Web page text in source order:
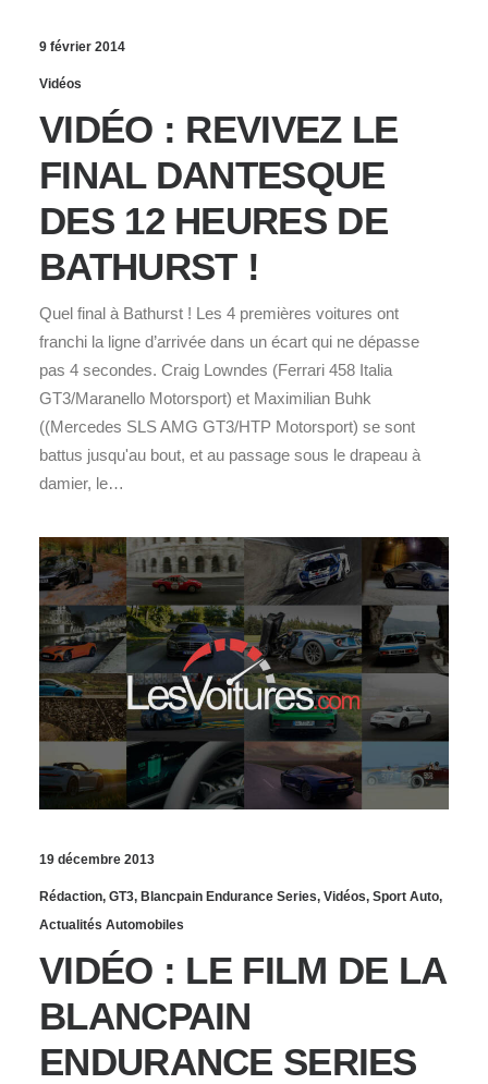
9 février 2014
Vidéos
VIDÉO : REVIVEZ LE
FINAL DANTESQUE
DES 12 HEURES DE
BATHURST !
Quel final à Bathurst ! Les 4 premières voitures ont
franchi la ligne d’arrivée dans un écart qui ne dépasse
pas 4 secondes. Craig Lowndes (Ferrari 458 Italia
GT3/Maranello Motorsport) et Maximilian Buhk
((Mercedes SLS AMG GT3/HTP Motorsport) se sont
battus jusqu'au bout, et au passage sous le drapeau à
damier, le…
19 décembre 2013
Rédaction, GT3, Blancpain Endurance Series, Vidéos, Sport Auto,
Actualités Automobiles
VIDÉO : LE FILM DE LA
BLANCPAIN
ENDURANCE SERIES